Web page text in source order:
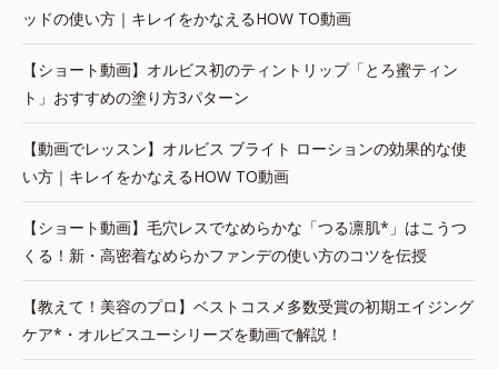
ッドの使い方｜キレイをかなえるHOW TO動画
【ショート動画】オルビス初のティントリップ「とろ蜜ティン
ト」おすすめの塗り方3パターン
【動画でレッスン】オルビス ブライト ローションの効果的な使
い方｜キレイをかなえるHOW TO動画
【ショート動画】毛穴レスでなめらかな「つる凛肌*」はこうつ
くる！新・高密着なめらかファンデの使い方のコツを伝授
【教えて！美容のプロ】ベストコスメ多数受賞の初期エイジング
ケア*・オルビスユーシリーズを動画で解説！